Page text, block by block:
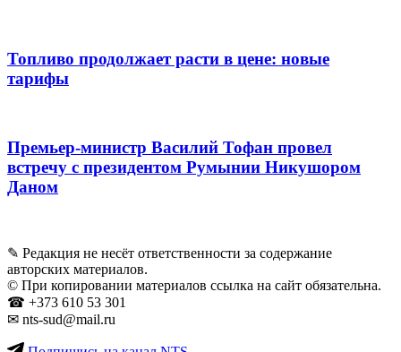
Топливо продолжает расти в цене: новые
тарифы
Премьер-министр Василий Тофан провел
встречу с президентом Румынии Никушором
Даном
✎ Редакция не несёт ответственности за содержание
авторских материалов.
© При копировании материалов ссылка на сайт обязательна.
☎︎ +373 610 53 301
✉ nts-sud@mail.ru